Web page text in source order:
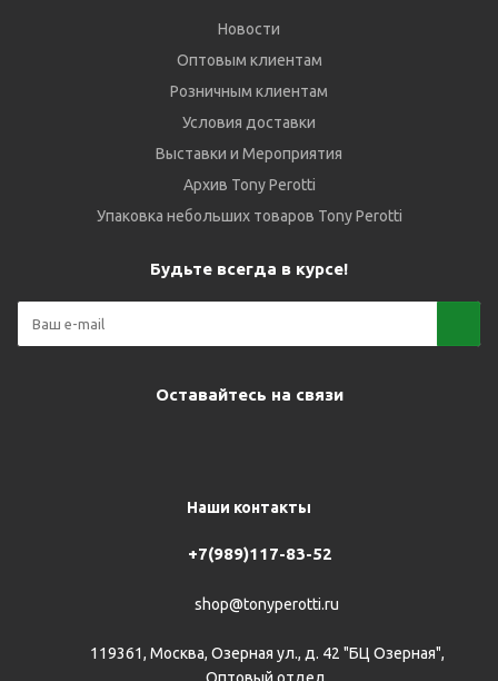
Новости
Оптовым клиентам
Розничным клиентам
Условия доставки
Выставки и Мероприятия
Архив Tony Perotti
Упаковка небольших товаров Tony Perotti
Будьте всегда в курсе!
Оставайтесь на связи
Наши контакты
+7(989)117-83-52
shop@tonyperotti.ru
119361, Москва, Озерная ул., д. 42 "БЦ Озерная",